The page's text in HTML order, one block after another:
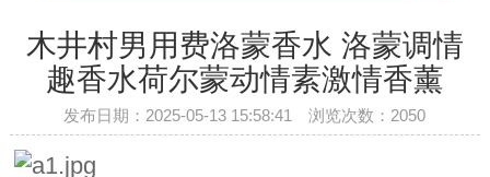
木井村男用费洛蒙香水 洛蒙调情
趣香水荷尔蒙动情素激情香薰
发布日期：2025-05-13 15:58:41 浏览次数：2050